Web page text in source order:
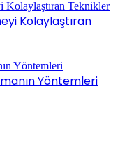
Kolaylaştıran
Yöntemleri